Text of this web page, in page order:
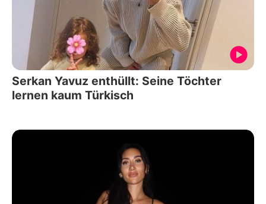
Serkan Yavuz enthüllt: Seine Töchter
lernen kaum Türkisch